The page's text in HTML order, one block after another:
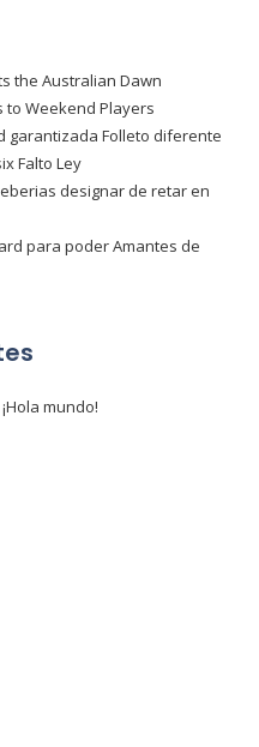
the Australian Dawn
to Weekend Players
garantizada Folleto diferente
Falto Ley
designar de retar en
para poder Amantes de
¡Hola mundo!